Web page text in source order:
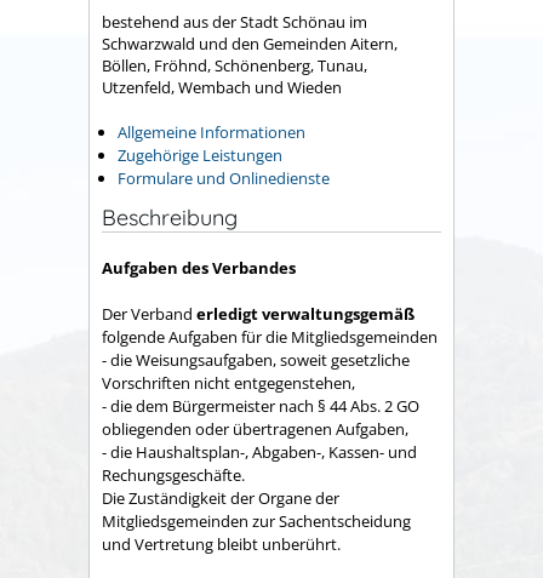
bestehend aus der Stadt Schönau im
Schwarzwald und den Gemeinden Aitern,
Böllen, Fröhnd, Schönenberg, Tunau,
Utzenfeld, Wembach und Wieden
Allgemeine Informationen
Zugehörige Leistungen
Formulare und Onlinedienste
Beschreibung
Aufgaben des Verbandes
Der Verband erledigt verwaltungsgemäß
folgende Aufgaben für die Mitgliedsgemeinden
- die Weisungsaufgaben, soweit gesetzliche
Vorschriften nicht entgegenstehen,
- die dem Bürgermeister nach § 44 Abs. 2 GO
obliegenden oder übertragenen Aufgaben,
- die Haushaltsplan-, Abgaben-, Kassen- und
Rechungs­geschäfte.
Die Zuständigkeit der Organe der
Mitgliedsgemeinden zur Sachent­scheidung
und Vertretung bleibt unberührt.